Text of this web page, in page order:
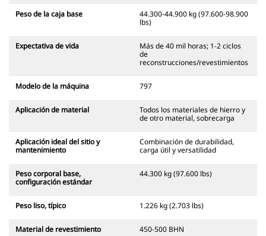
Peso de la caja base
44.300-44.900 kg (97.600-98.900
lbs)
Expectativa de vida
Más de 40 mil horas; 1-2 ciclos
de
reconstrucciones/revestimientos
Modelo de la máquina 797
Aplicación de material
Todos los materiales de hierro y
de otro material, sobrecarga
Aplicación ideal del sitio y
mantenimiento
Combinación de durabilidad,
carga útil y versatilidad
Peso corporal base,
configuración estándar
44.300 kg (97.600 lbs)
Peso liso, típico 1.226 kg (2.703 lbs)
Material de revestimiento 450-500 BHN